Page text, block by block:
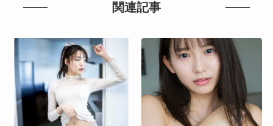
関連記事